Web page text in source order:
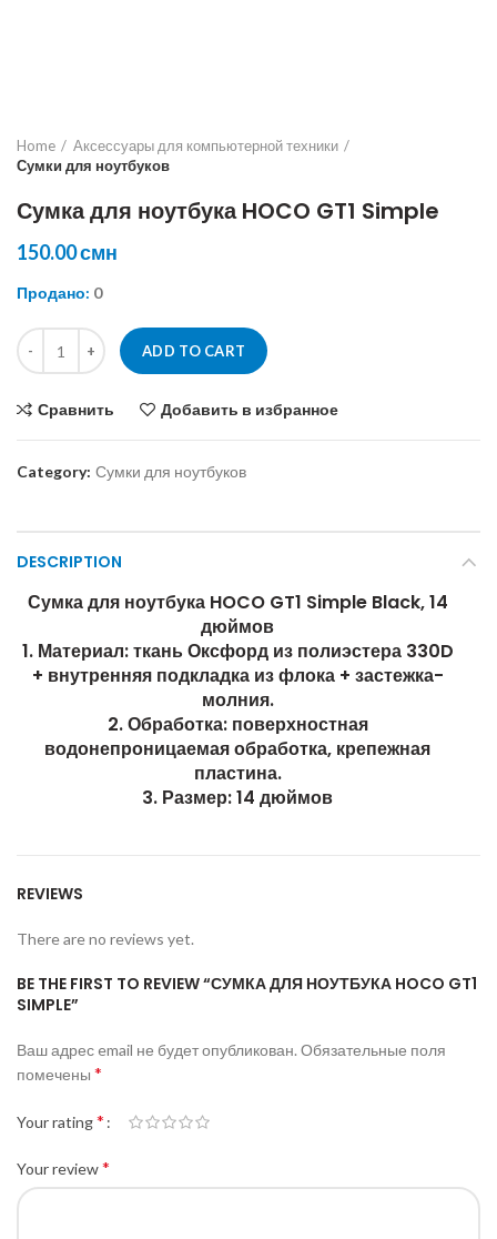
Home
Аксессуары для компьютерной техники
Сумки для ноутбуков
Сумка для ноутбука HOCO GT1 Simple
150.00смн
Продано: 0
Сумка для ноутбука HOCO GT1 Simple quantity
ADD TO CART
Сравнить Добавить в избранное
Category: Сумки для ноутбуков
DESCRIPTION
Сумка для ноутбука HOCO GT1 Simple Black, 14
дюймов
1. Материал: ткань Оксфорд из полиэстера 330D
+ внутренняя подкладка из флока + застежка-
молния.
2. Обработка: поверхностная
водонепроницаемая обработка, крепежная
пластина.
3. Размер: 14 дюймов
REVIEWS
There are no reviews yet.
BE THE FIRST TO REVIEW “СУМКА ДЛЯ НОУТБУКА HOCO GT1
SIMPLE”
Ваш адрес email не будет опубликован. Обязательные поля
помечены *
Your rating*
Your review*